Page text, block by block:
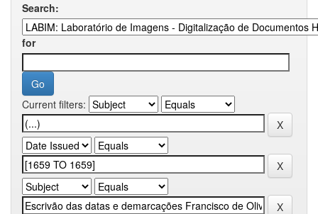
Search:
for
Current filters: